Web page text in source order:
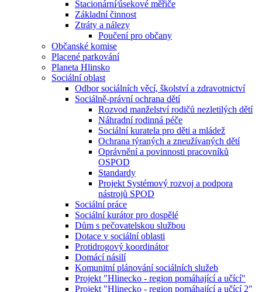
Stacionární⁄úsekové měřiče
Základní činnost
Ztráty a nálezy
Poučení pro občany
Občanské komise
Placené parkování
Planeta Hlinsko
Sociální oblast
Odbor sociálních věcí, školství a zdravotnictví
Sociálně-právní ochrana dětí
Rozvod manželství rodičů nezletilých dětí
Náhradní rodinná péče
Sociální kuratela pro děti a mládež
Ochrana týraných a zneužívaných dětí
Oprávnění a povinnosti pracovníků
OSPOD
Standardy
Projekt Systémový rozvoj a podpora
nástrojů SPOD
Sociální práce
Sociální kurátor pro dospělé
Dům s pečovatelskou službou
Dotace v sociální oblasti
Protidrogový koordinátor
Domácí násilí
Komunitní plánování sociálních služeb
Projekt "Hlinecko - region pomáhající a učící"
Projekt "Hlinecko - region pomáhající a učící 2"